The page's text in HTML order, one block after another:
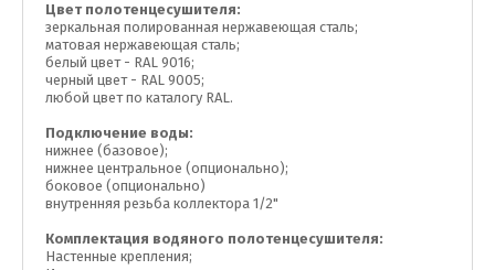
Цвет полотенцесушителя:
зеркальная полированная нержавеющая сталь;
матовая нержавеющая сталь;
белый цвет - RAL 9016;
черный цвет - RAL 9005;
любой цвет по каталогу RAL.
Подключение воды:
нижнее (базовое);
нижнее центральное (опционально);
боковое (опционально)
внутренняя резьба коллектора 1/2"
Комплектация водяного полотенцесушителя:
Настенные крепления;